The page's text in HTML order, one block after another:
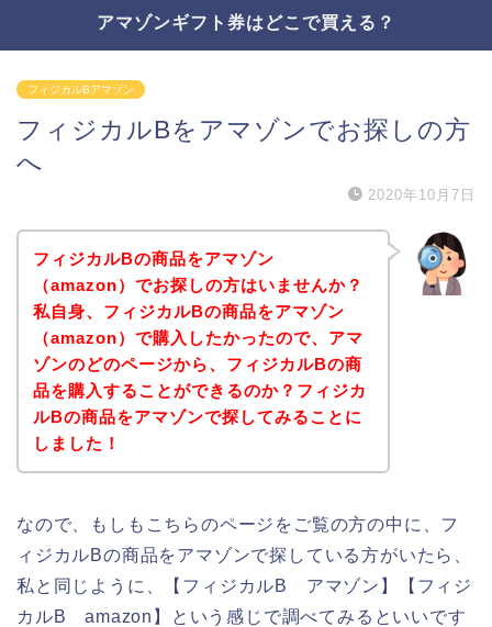
アマゾンギフト券はどこで買える？
フィジカルBアマゾン
フィジカルBをアマゾンでお探しの方
へ
2020年10月7日
フィジカルBの商品をアマゾン
（amazon）でお探しの方はいませんか？
私自身、フィジカルBの商品をアマゾン
（amazon）で購入したかったので、アマ
ゾンのどのページから、フィジカルBの商
品を購入することができるのか？フィジカ
ルBの商品をアマゾンで探してみることに
しました！
なので、もしもこちらのページをご覧の方の中に、フ
ィジカルBの商品をアマゾンで探している方がいたら、
私と同じように、【フィジカルB アマゾン】【フィジ
カルB amazon】という感じで調べてみるといいです